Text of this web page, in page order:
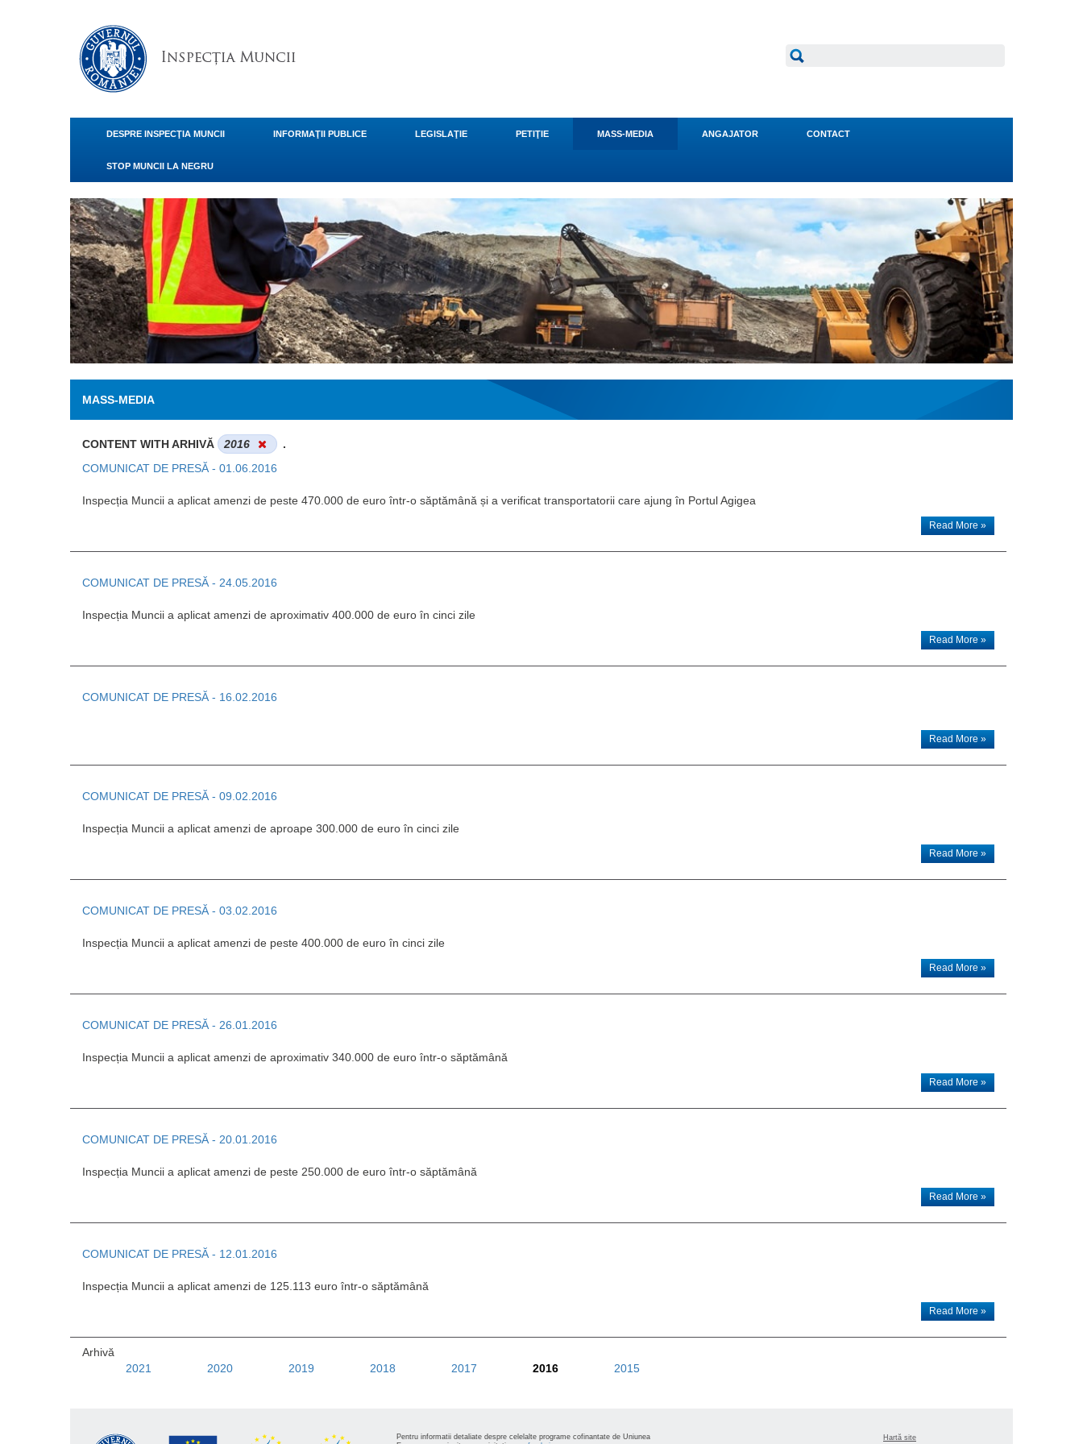
DESPRE INSPECŢIA MUNCII INFORMAŢII PUBLICE LEGISLAŢIE PETIŢIE MASS-MEDIA ANGAJATOR CONTACT
STOP MUNCII LA NEGRU
MASS-MEDIA
CONTENT WITH ARHIVĂ 2016
.
COMUNICAT DE PRESĂ - 01.06.2016
Inspecția Muncii a aplicat amenzi de peste 470.000 de euro într-o săptămână și a verificat transportatorii care ajung în Portul Agigea
Read More »
COMUNICAT DE PRESĂ - 24.05.2016
Inspecția Muncii a aplicat amenzi de aproximativ 400.000 de euro în cinci zile
Read More »
COMUNICAT DE PRESĂ - 16.02.2016
Read More »
COMUNICAT DE PRESĂ - 09.02.2016
Inspecția Muncii a aplicat amenzi de aproape 300.000 de euro în cinci zile
Read More »
COMUNICAT DE PRESĂ - 03.02.2016
Inspecția Muncii a aplicat amenzi de peste 400.000 de euro în cinci zile
Read More »
COMUNICAT DE PRESĂ - 26.01.2016
Inspecția Muncii a aplicat amenzi de aproximativ 340.000 de euro într-o săptămână
Read More »
COMUNICAT DE PRESĂ - 20.01.2016
Inspecția Muncii a aplicat amenzi de peste 250.000 de euro într-o săptămână
Read More »
COMUNICAT DE PRESĂ - 12.01.2016
Inspecția Muncii a aplicat amenzi de 125.113 euro într-o săptămână
Read More »
Arhivă
2021
2020 2019 2018 2017 2016 2015
Pentru informatii detaliate despre celelalte programe cofinantate de Uniunea
Hartă site